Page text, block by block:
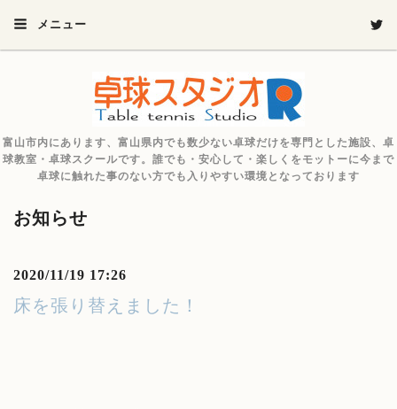
メニュー
富山市内にあります、富山県内でも数少ない卓球だけを専門とした施設、卓
球教室・卓球スクールです。誰でも・安心して・楽しくをモットーに今まで
卓球に触れた事のない方でも入りやすい環境となっております
お知らせ
2020/11/19 17:26
床を張り替えました！